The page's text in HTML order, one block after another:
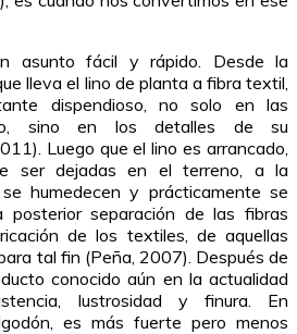
asunto fácil y rápido. Desde la
lleva el lino de planta a fibra textil,
dispendioso, no solo en las
sino en los detalles de su
Luego que el lino es arrancado,
ser dejadas en el terreno, a la
humedecen y prácticamente se
posterior separación de las fibras
de los textiles, de aquellas
tal fin (Peña, 2007). Después de
conocido aún en la actualidad
lustrosidad y finura. En
es más fuerte pero menos